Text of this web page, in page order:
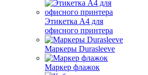
Этикетка А4 для
офисного принтера
Маркеры Durasleeve
Маркер флажок